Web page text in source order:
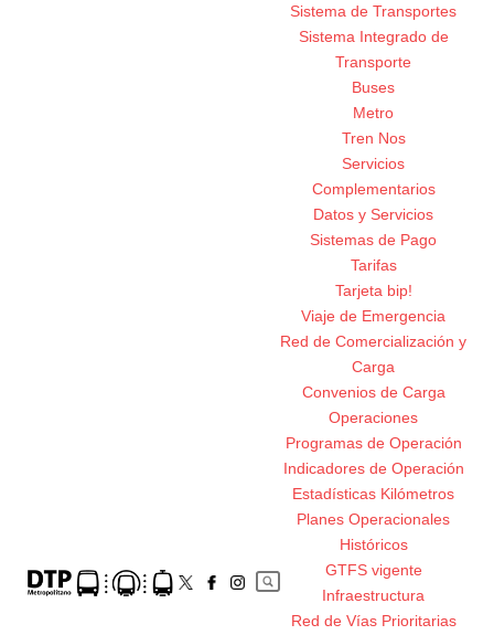
Sistema de Transportes
Sistema Integrado de
Transporte
Buses
Metro
Tren Nos
Servicios
Complementarios
Datos y Servicios
Sistemas de Pago
Tarifas
Tarjeta bip!
Viaje de Emergencia
Red de Comercialización y
Carga
Convenios de Carga
Operaciones
Programas de Operación
Indicadores de Operación
Estadísticas Kilómetros
Planes Operacionales
Históricos
GTFS vigente
Infraestructura
Red de Vías Prioritarias